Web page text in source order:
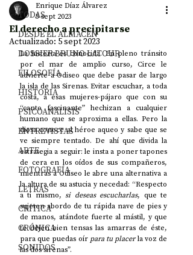
TODAS
DESDE EL ALMACÉN
DOSSIER BRUNO LATOUR
FILOSOFÍA
HISTORIA
PSICOANÁLISIS
ENTREVISTAS
ARTE
FOTOGRAFÍA
LETRAS
CRÍTICA
CRÓNICA
SONIDOS
El derecho a precipitarse
Enrique Díaz Álvarez
5 sept 2023
Actualizado: 5 sept 2023
La historia es conocida. En pleno tránsito
por el mar de amplio curso, Circe le
advierte a Odiseo que debe pasar de largo
la isla de las Sirenas. Evitar escuchar, a toda
costa, a esas mujeres-pájaro que con su
“canto fascinante” hechizan a cualquier
humano que se aproxima a ellas. Pero la
diosa conoce al héroe aqueo y sabe que se
ve siempre tentado. De ahí que divida la
estrategia a seguir: le insta a poner tapones
de cera en los oídos de sus compañeros,
mientras a Odiseo le abre una alternativa a
la altura de su astucia y necedad: “Respecto
a ti mismo, si deseas escucharlas, que te
sujeten abordo de tu rápida nave de pies y
de manos, atándote fuerte al mástil, y que
te dejen bien tensas las amarras de éste,
para que puedas oír para tu placer la voz de
las dos sirenas”.